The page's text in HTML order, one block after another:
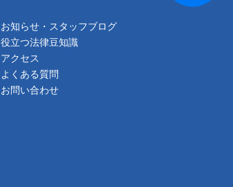
お知らせ・スタッフブログ
役立つ法律豆知識
アクセス
よくある質問
お問い合わせ